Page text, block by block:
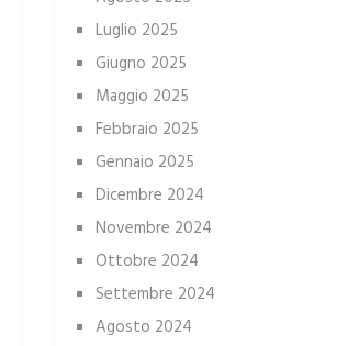
Luglio 2025
Giugno 2025
Maggio 2025
Febbraio 2025
Gennaio 2025
Dicembre 2024
Novembre 2024
Ottobre 2024
Settembre 2024
Agosto 2024